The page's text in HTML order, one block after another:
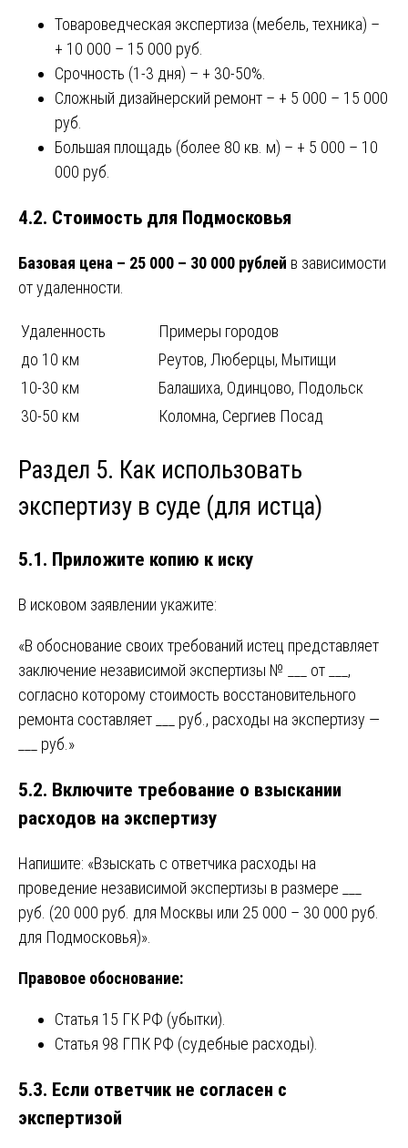
Товароведческая экспертиза (мебель, техника) –
+ 10 000 – 15 000 руб.
Срочность (1-3 дня) – + 30-50%.
Сложный дизайнерский ремонт – + 5 000 – 15 000
руб.
Большая площадь (более 80 кв. м) – + 5 000 – 10
000 руб.
4.2. Стоимость для Подмосковья
Базовая цена – 25 000 – 30 000 рублей в зависимости
от удаленности.
Удаленность
Примеры городов
до 10 км
Реутов, Люберцы, Мытищи
10-30 км
Балашиха, Одинцово, Подольск
30-50 км
Коломна, Сергиев Посад
Раздел 5. Как использовать
экспертизу в суде (для истца)
5.1. Приложите копию к иску
В исковом заявлении укажите:
«В обоснование своих требований истец представляет
заключение независимой экспертизы № ___ от ___,
согласно которому стоимость восстановительного
ремонта составляет ___ руб., расходы на экспертизу —
___ руб.»
5.2. Включите требование о взыскании
расходов на экспертизу
Напишите: «Взыскать с ответчика расходы на
проведение независимой экспертизы в размере ___
руб. (20 000 руб. для Москвы или 25 000 – 30 000 руб.
для Подмосковья)».
Правовое обоснование:
Статья 15 ГК РФ (убытки).
Статья 98 ГПК РФ (судебные расходы).
5.3. Если ответчик не согласен с
экспертизой